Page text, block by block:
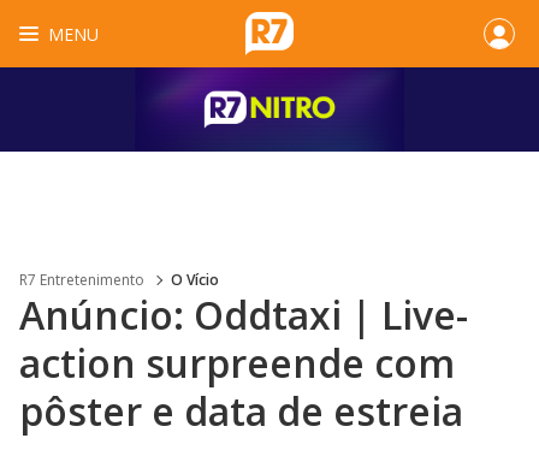
MENU
R7 Entretenimento O Vício
Anúncio: Oddtaxi | Live-
action surpreende com
pôster e data de estreia